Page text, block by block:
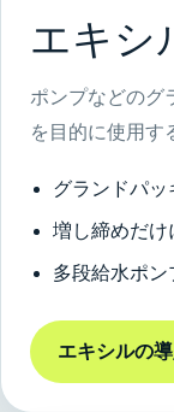
エキシ
ポンプなどのグ
を目的に使用す
グランドパ
増し締めだけ
多段給水ポ
エキシルの